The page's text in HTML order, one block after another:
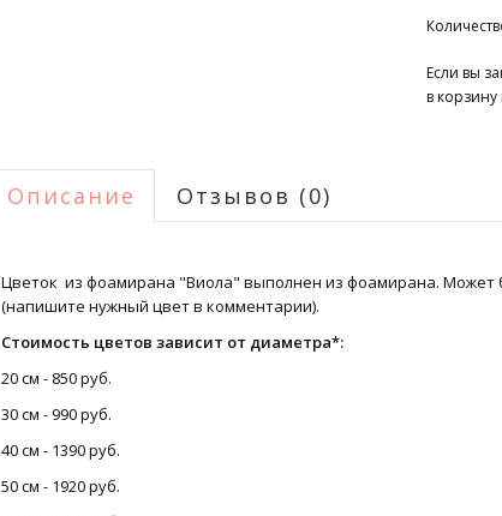
Если вы
в корзину
Описание Отзывов (0)
Цветок из фоамирана "Виола" выполнен из фоамирана. Может
(напишите нужный цвет в комментарии).
Стоимость цветов зависит от диаметра*:
20 см - 850 руб.
30 см - 990 руб.
40 см - 1390 руб.
50 см - 1920 руб.